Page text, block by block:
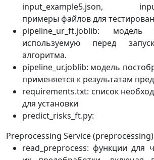
input_example5.json,
примеры файлов для
pipeline_ur_ft.joblib: модель
используемую перед
алгоритма.
pipeline_ur.joblib: модель
применяется к результатам
requirements.txt: список
для установки
predict_risks_ft.py:
Preprocessing Service (preprocessing)
read_preprocess: функции для